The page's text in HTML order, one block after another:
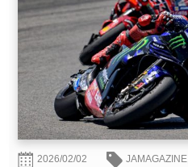
2026/02/02 JAMAGAZINE